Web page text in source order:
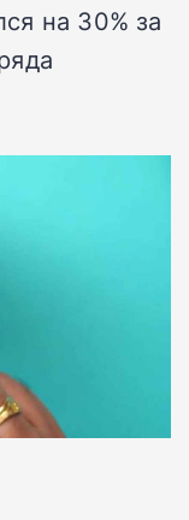
на 30% за